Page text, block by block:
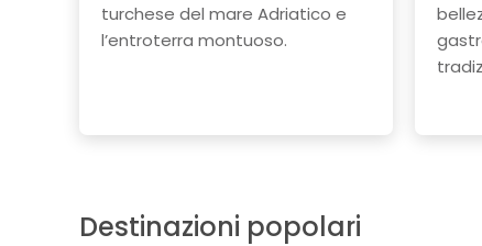
turchese del mare Adriatico e
l’entroterra montuoso.
Destinazioni popolari